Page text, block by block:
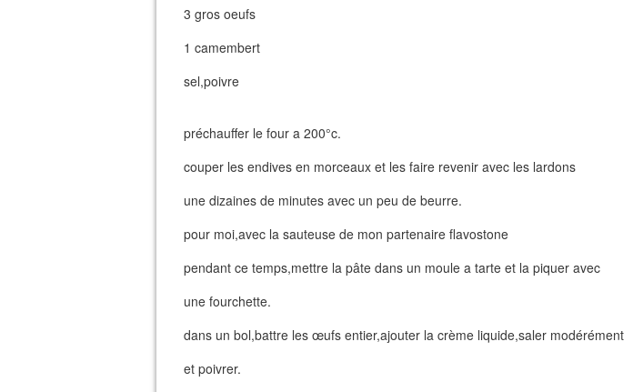
3 gros oeufs
1 camembert
sel,poivre
préchauffer le four a 200°c.
couper les endives en morceaux et les faire revenir avec les lardons
une dizaines de minutes avec un peu de beurre.
pour moi,avec la sauteuse de mon partenaire flavostone
pendant ce temps,mettre la pâte dans un moule a tarte et la piquer avec
une fourchette.
dans un bol,battre les œufs entier,ajouter la crème liquide,saler modérément
et poivrer.